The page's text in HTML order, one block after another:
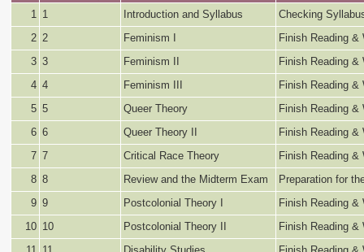
1 1 Introduction and Syllabus
Checking
2 2 Feminism I
Finish Reading &
3 3 Feminism II
Finish Reading &
4 4 Feminism III
Finish Reading &
5 5 Queer Theory
Finish Reading &
6 6 Queer Theory II
Finish Reading &
7 7 Critical Race Theory
Finish Reading &
8 8 Review and the Midterm Exam
Preparation for
9 9 Postcolonial Theory I
Finish Reading &
10 10 Postcolonial Theory II
Finish Reading &